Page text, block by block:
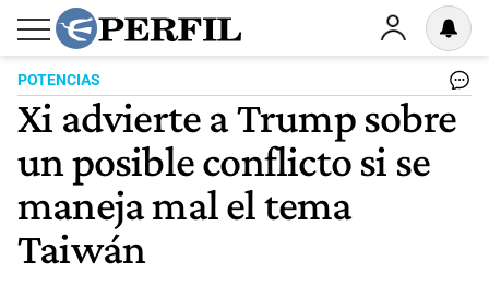
POTENCIAS
Xi advierte a Trump sobre
un posible conflicto si se
maneja mal el tema
Taiwán